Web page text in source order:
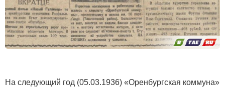
На следующий год (05.03.1936) «Оренбургская коммуна»